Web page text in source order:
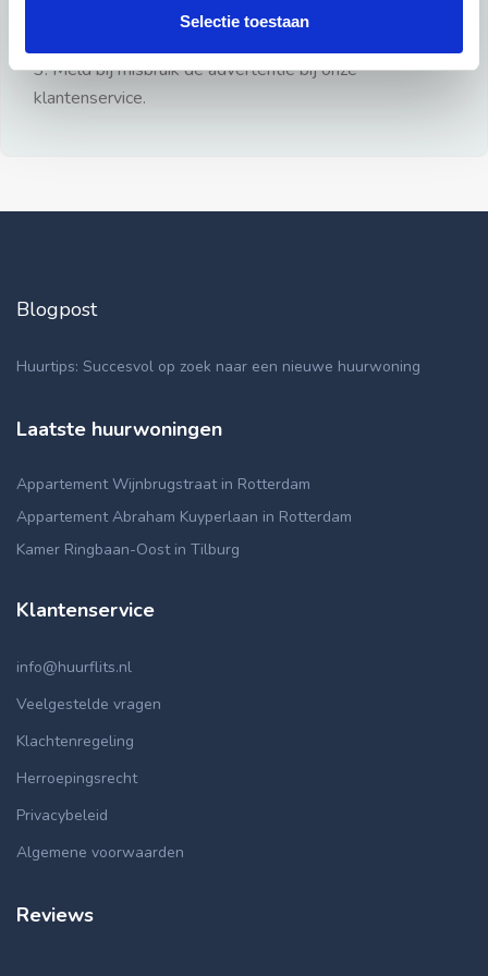
Selectie toestaan
3: Meld bij misbruik de advertentie bij onze
klantenservice.
Blogpost
Huurtips: Succesvol op zoek naar een nieuwe huurwoning
Laatste huurwoningen
Appartement Wijnbrugstraat in Rotterdam
Appartement Abraham Kuyperlaan in Rotterdam
Kamer Ringbaan-Oost in Tilburg
Klantenservice
info@huurflits.nl
Veelgestelde vragen
Klachtenregeling
Herroepingsrecht
Privacybeleid
Algemene voorwaarden
Reviews